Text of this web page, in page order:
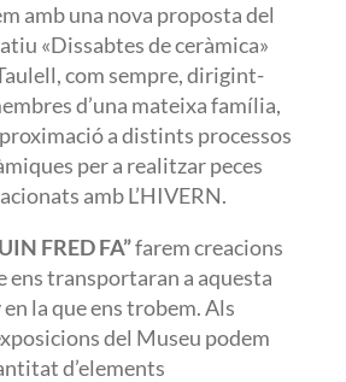
amb una nova proposta del
«Dissabtes de ceràmica»
com sempre, dirigint-
d’una mateixa família,
a distints processos
per a realitzar peces
amb L’HIVERN.
FRED FA”farem creacions
ens transportaran a aquesta
en la que ens trobem. Als
del Museu podem
d’elements